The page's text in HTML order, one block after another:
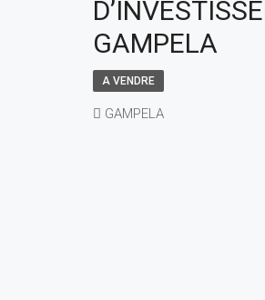
GAMPELA
A VENDRE
GAMPELA